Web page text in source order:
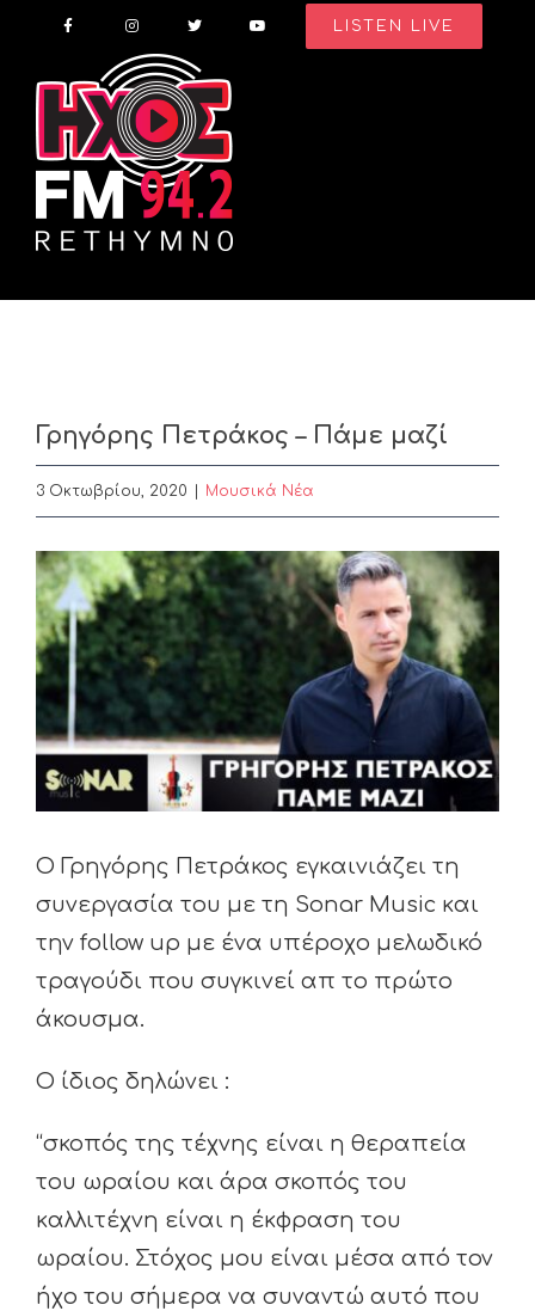
content
LISTEN LIVE
Γρηγόρης Πετράκος – Πάμε μαζί
3 Οκτωβρίου, 2020 Μουσικά Νέα
View
Larger
Image
Ο Γρηγόρης Πετράκος εγκαινιάζει τη
συνεργασία του με τη Sonar Music και
την follow up με ένα υπέροχο μελωδικό
τραγούδι που συγκινεί απ το πρώτο
άκουσμα.
Ο ίδιος δηλώνει :
“σκοπός της τέχνης είναι η θεραπεία
του ωραίου και άρα σκοπός του
καλλιτέχνη είναι η έκφραση του
ωραίου. Στόχος μου είναι μέσα από τον
ήχο του σήμερα να συναντώ αυτό που